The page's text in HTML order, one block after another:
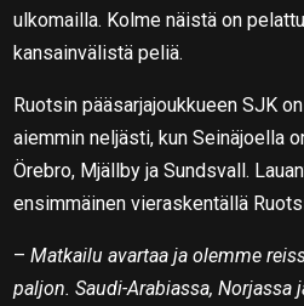
ulkomailla. Kolme näistä on
kansainvälistä peliä.
Ruotsin pääsarjajoukkueen SJK
aiemmin neljästi, kun Seinäjoella
Örebro, Mjällby ja Sundsvall.
ensimmäinen vieraskentällä
–Matkailu avartaa ja olemme
paljon. Saudi-Arabiassa, Norjassa